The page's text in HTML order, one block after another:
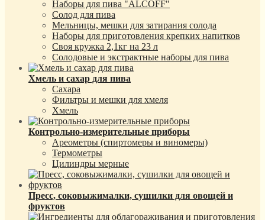
Наборы для пива "ALCOFF"
Солод для пива
Мельницы, мешки для затирания солода
Наборы для приготовления крепких напитков
Своя кружка 2,1кг на 23 л
Солодовые и экстрактные наборы для пива
Хмель и сахар для пива
Сахара
Фильтры и мешки для хмеля
Хмель
Контрольно-измерительные приборы
Ареометры (спиртомеры и виномеры)
Термометры
Цилиндры мерные
Пресс, соковыжималки, сушилки для овощей и
фруктов